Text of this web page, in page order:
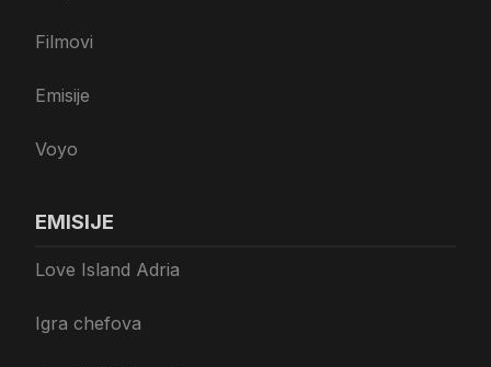
Filmovi
Emisije
Voyo
EMISIJE
Love Island Adria
Igra chefova